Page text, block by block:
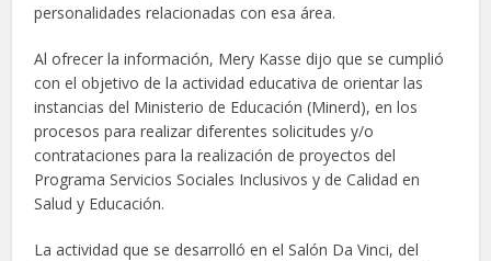
personalidades relacionadas con esa área.
Al ofrecer la información, Mery Kasse dijo que se cumplió
con el objetivo de la actividad educativa de orientar las
instancias del Ministerio de Educación (Minerd), en los
procesos para realizar diferentes solicitudes y/o
contrataciones para la realización de proyectos del
Programa Servicios Sociales Inclusivos y de Calidad en
Salud y Educación.
La actividad que se desarrolló en el Salón Da Vinci, del